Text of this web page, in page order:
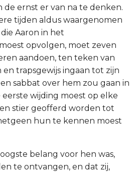
ernst er van na te denken.
tijden aldus waargenomen
Aaron in het
opvolgen, moet zeven
aandoen, ten teken van
trapsgewijs ingaan tot zijn
sabbat over hem zou gaan in
eerste wijding moest op elke
stier geofferd worden tot
hun te kennen moest
belang voor hen was,
te ontvangen, en dat zij,